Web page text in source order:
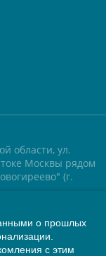
области, ул.
Москвы рядом
(г.
о прошлых
с этим